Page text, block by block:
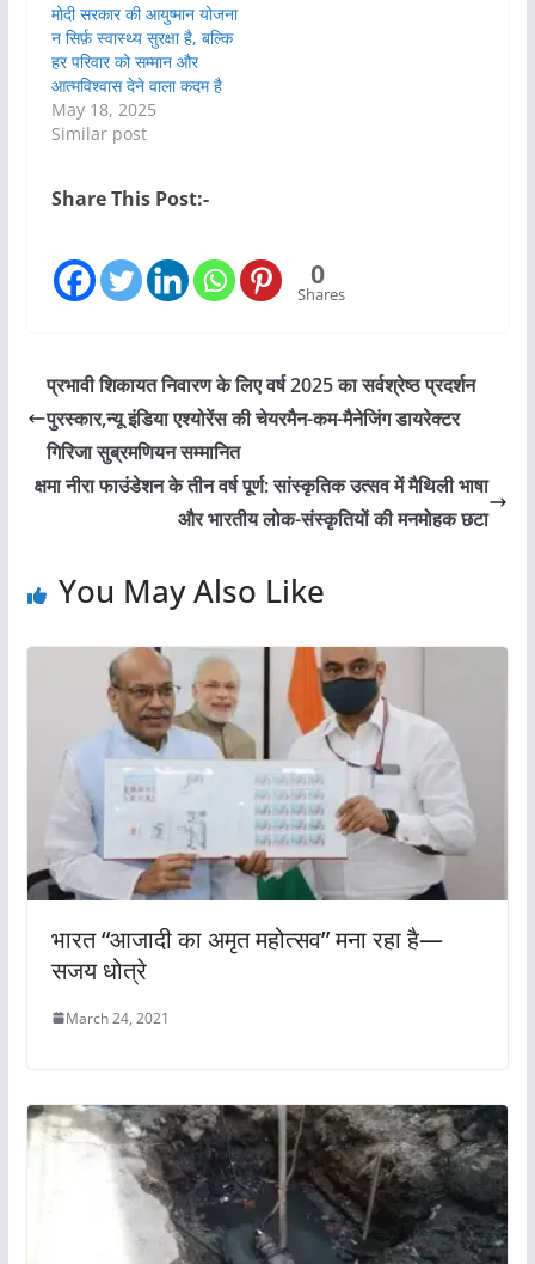
मोदी सरकार की आयुष्मान योजना
न सिर्फ़ स्वास्थ्य सुरक्षा है, बल्कि
हर परिवार को सम्मान और
आत्मविश्वास देने वाला कदम है
May 18, 2025
Similar post
Share This Post:-
0
Shares
प्रभावी शिकायत निवारण के लिए वर्ष 2025 का सर्वश्रेष्ठ प्रदर्शन
पुरस्कार,न्यू इंडिया एश्योरेंस की चेयरमैन-कम-मैनेजिंग डायरेक्टर
गिरिजा सुब्रमणियन सम्मानित
क्षमा नीरा फाउंडेशन के तीन वर्ष पूर्ण: सांस्कृतिक उत्सव में मैथिली भाषा
और भारतीय लोक-संस्कृतियों की मनमोहक छटा
You May Also Like
भारत “आजादी का अमृत महोत्सव” मना रहा है—
सजय धोत्रे
March 24, 2021